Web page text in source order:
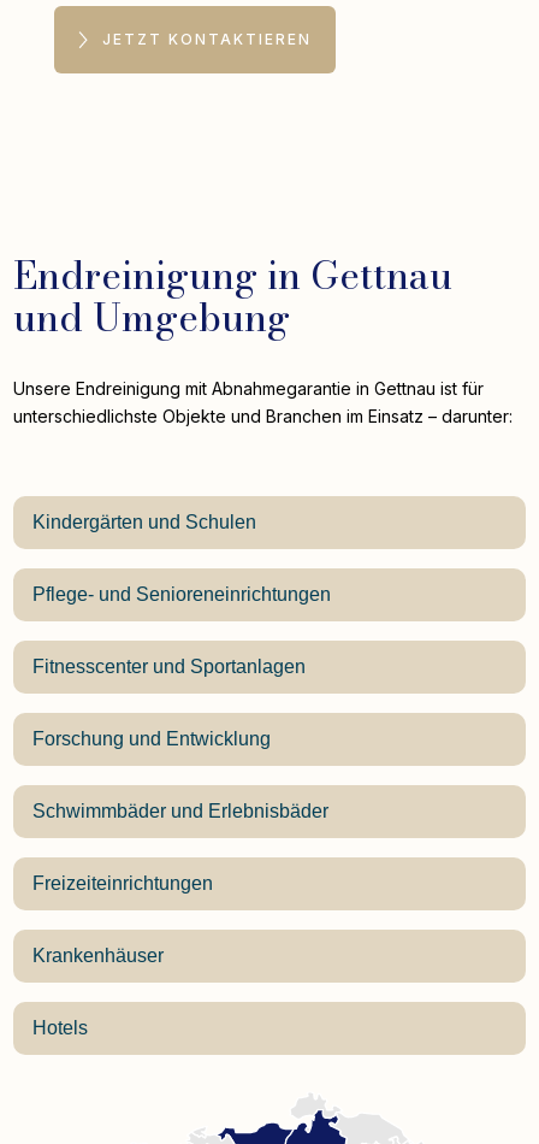
JETZT KONTAKTIEREN
Endreinigung in Gettnau
und Umgebung
Unsere Endreinigung mit Abnahmegarantie in Gettnau ist für
unterschiedlichste Objekte und Branchen im Einsatz – darunter:
Kindergärten und Schulen
Pflege- und Senioreneinrichtungen
Fitnesscenter und Sportanlagen
Forschung und Entwicklung
Schwimmbäder und Erlebnisbäder
Freizeiteinrichtungen
Krankenhäuser
Hotels